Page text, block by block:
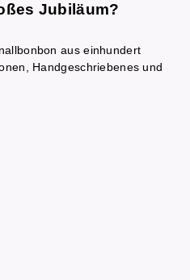
Jubiläum?
aus einhundert
Handgeschriebenes und